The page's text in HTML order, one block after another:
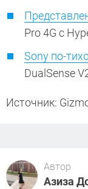
Pro 4G с
Sony по-
DualSense
Источник:
Автор
Азиза